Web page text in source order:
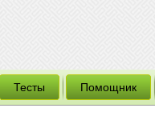
Тесты Помощник